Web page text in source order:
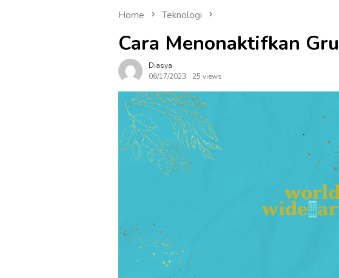
Home Teknologi
Cara Menonaktifkan
Diasya
06/17/2023
25 views